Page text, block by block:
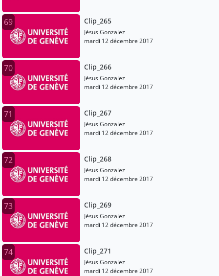
69 Clip_265
Jésus Gonzalez
mardi 12 décembre 2017
70 Clip_266
Jésus Gonzalez
mardi 12 décembre 2017
71 Clip_267
Jésus Gonzalez
mardi 12 décembre 2017
72 Clip_268
Jésus Gonzalez
mardi 12 décembre 2017
73 Clip_269
Jésus Gonzalez
mardi 12 décembre 2017
74 Clip_271
Jésus Gonzalez
mardi 12 décembre 2017